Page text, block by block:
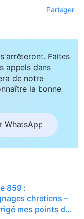
Partager
Faites
appels dans
de notre
la bonne
WhatsApp
859 :
chrétiens –
mes points de